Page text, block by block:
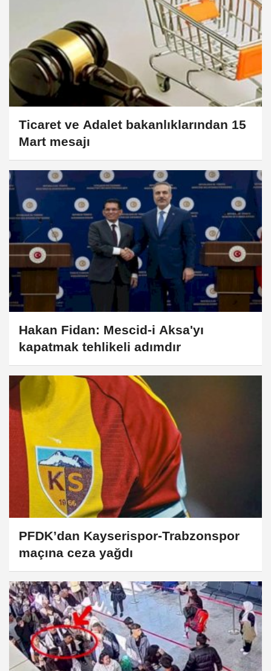
Ticaret ve Adalet bakanlıklarından 15
Mart mesajı
Hakan Fidan: Mescid-i Aksa'yı
kapatmak tehlikeli adımdır
PFDK’dan Kayserispor-Trabzonspor
maçına ceza yağdı